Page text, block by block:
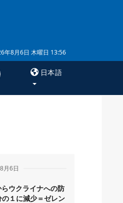
年8月6日 木曜日 13:56
日本語
月6日
ウクライナへの防
１に減少＝ゼレン